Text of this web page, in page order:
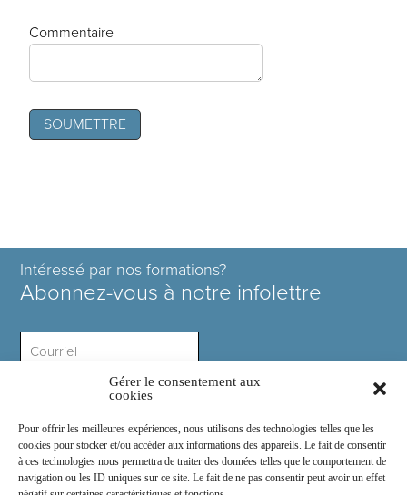
Gérer le consentement aux
cookies
Pour offrir les meilleures expériences, nous utilisons des technologies telles que les
cookies pour stocker et/ou accéder aux informations des appareils. Le fait de consentir
à ces technologies nous permettra de traiter des données telles que le comportement de
navigation ou les ID uniques sur ce site. Le fait de ne pas consentir peut avoir un effet
Commentaire
Intéressé par nos formations?
Abonnez-vous à notre infolettre